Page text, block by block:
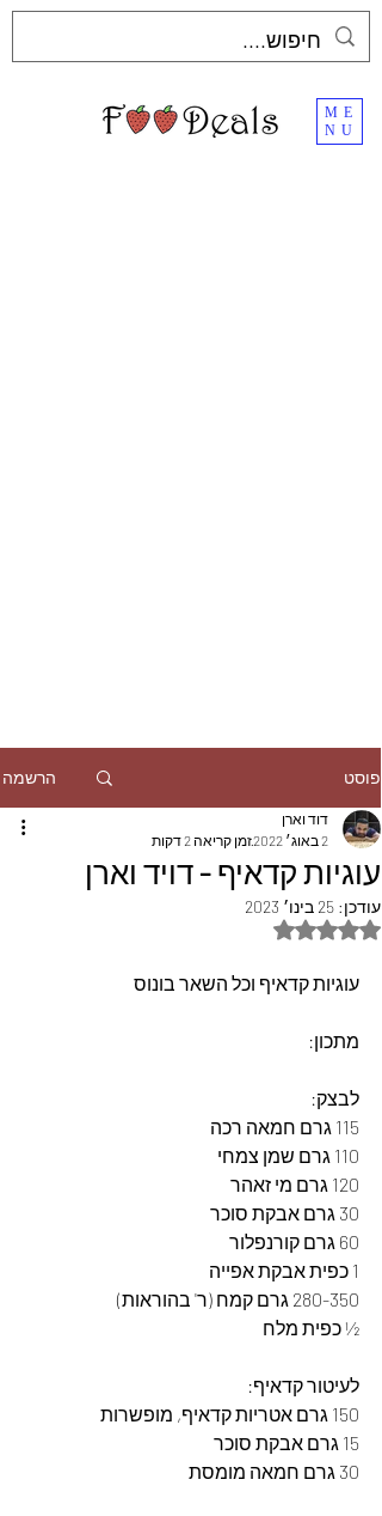
ME
NU
פוסט הרשמה
עוגיות קדאיף - דויד וארן
דוד וארן
2 באוג׳ 2022
זמן קריאה 2 דקות
עודכן: 25 בינו׳ 2023
דירוג של NaN מתוך 5 כוכבים
עוגיות קדאיף וכל השאר בונוס
מתכון:
לבצק:
115 גרם חמאה רכה
110 גרם שמן צמחי
120 גרם מי זאהר
30 גרם אבקת סוכר
60 גרם קורנפלור
1 כפית אבקת אפייה
280-350 גרם קמח (ר' בהוראות)
½ כפית מלח
לעיטור קדאיף:
150 גרם אטריות קדאיף, מופשרות
15 גרם אבקת סוכר
30 גרם חמאה מומסת